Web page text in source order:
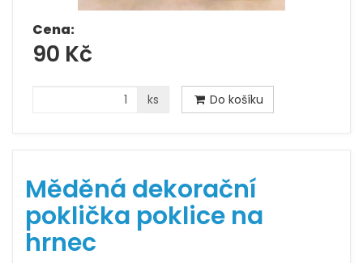
Cena:
90 Kč
ks Do košíku
Měděná dekorační
poklička poklice na
hrnec